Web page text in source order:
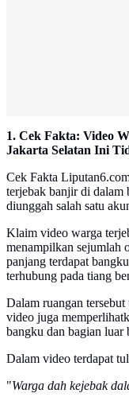
1. Cek Fakta: Video
Jakarta Selatan Ini
Cek Fakta
terjebak banjir di dalam
diunggah salah satu
Klaim video warga
menampilkan sejumlah
panjang terdapat
terhubung pada tiang
Dalam ruangan
video juga
bangku dan bagian luar
Dalam video terdapat
"Warga dah kejebak